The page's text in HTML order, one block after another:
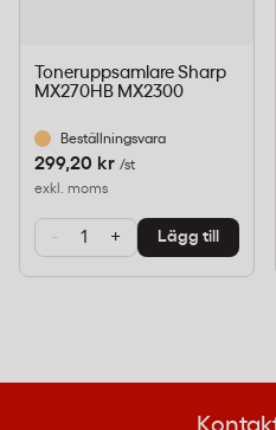
Toneruppsamlare Sharp
MX270HB MX2300
Beställningsvara
299,20 kr /st
exkl. moms
- + Lägg till